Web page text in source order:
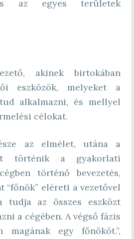
az egyes területek
akinek birtokában
eszközök, melyeket a
alkalmazni, és mellyel
célokat.
az elmélet, utána a
történik a gyakorlati
történő bevezetés,
“főnök” eléreti a vezetővel
tudja az összes eszközt
a cégében. A végső fázis
magának egy főnököt.”,